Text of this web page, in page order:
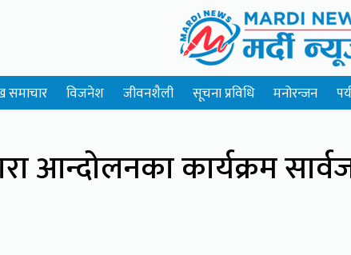
समाचार विजनेश जीवनशैली सूचना प्रविधि मनोरन्जन
आन्दोलनका कार्यक्रम